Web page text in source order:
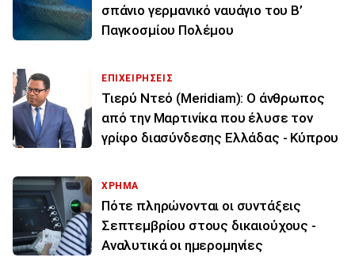
σπάνιο γερμανικό ναυάγιο του Β’
Παγκοσμίου Πολέμου
ΕΠΙΧΕΙΡΗΣΕΙΣ
Τιερύ Ντεό (Meridiam): Ο άνθρωπος
από την Μαρτινίκα που έλυσε τον
γρίφο διασύνδεσης Ελλάδας - Κύπρου
ΧΡΗΜΑ
Πότε πληρώνονται οι συντάξεις
Σεπτεμβρίου στους δικαιούχους -
Αναλυτικά οι ημερομηνίες